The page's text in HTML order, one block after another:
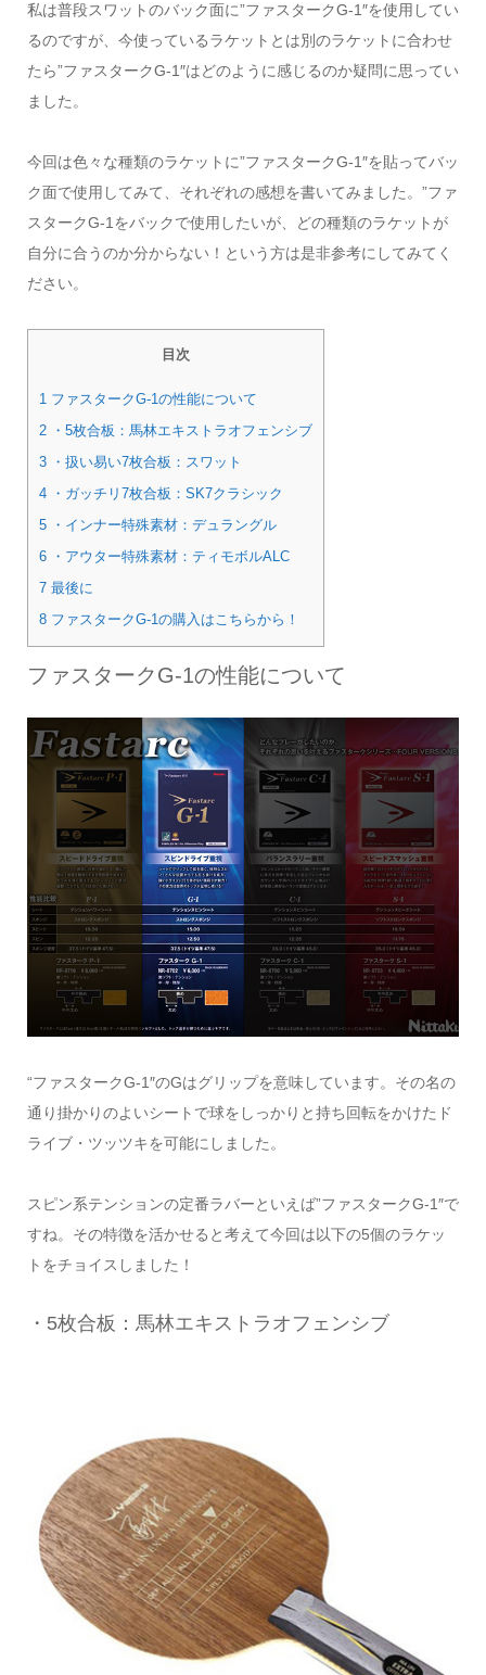
私は普段スワットのバック面に”ファスタークG-1″を使用してい
るのですが、今使っているラケットとは別のラケットに合わせ
たら”ファスタークG-1″はどのように感じるのか疑問に思ってい
ました。
今回は色々な種類のラケットに”ファスタークG-1″を貼ってバッ
ク面で使用してみて、それぞれの感想を書いてみました。”ファ
スタークG-1をバックで使用したいが、どの種類のラケットが
自分に合うのか分からない！という方は是非参考にしてみてく
ださい。
目次
1 ファスタークG-1の性能について
2 ・5枚合板：馬林エキストラオフェンシブ
3 ・扱い易い7枚合板：スワット
4 ・ガッチリ7枚合板：SK7クラシック
5 ・インナー特殊素材：デュラングル
6 ・アウター特殊素材：ティモボルALC
7 最後に
8 ファスタークG-1の購入はこちらから！
ファスタークG-1の性能について
“ファスタークG-1″のGはグリップを意味しています。その名の
通り掛かりのよいシートで球をしっかりと持ち回転をかけたド
ライブ・ツッツキを可能にしました。
スピン系テンションの定番ラバーといえば”ファスタークG-1″で
すね。その特徴を活かせると考えて今回は以下の5個のラケッ
トをチョイスしました！
・5枚合板：馬林エキストラオフェンシブ